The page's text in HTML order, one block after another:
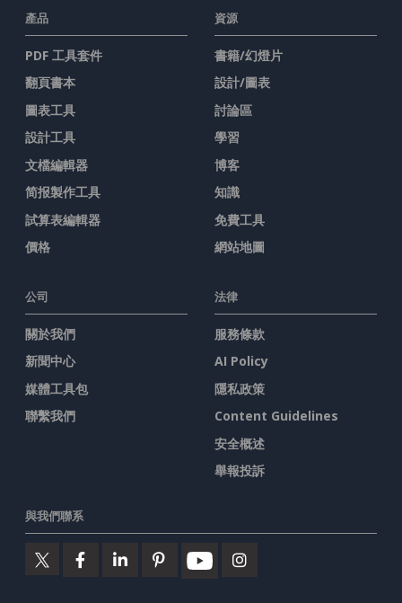
產品
PDF 工具套件
翻頁書本
圖表工具
設計工具
文檔編輯器
简报製作工具
試算表編輯器
價格
資源
書籍/幻燈片
設計/圖表
討論區
學習
博客
知識
免費工具
網站地圖
公司
關於我們
新聞中心
媒體工具包
聯繫我們
法律
服務條款
AI Policy
隱私政策
Content Guidelines
安全概述
舉報投訴
與我們聯系